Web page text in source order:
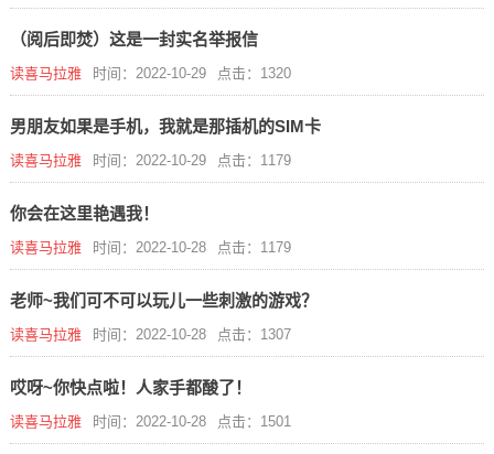
（阅后即焚）这是一封实名举报信
读喜马拉雅 时间：2022-10-29 点击：1320
男朋友如果是手机，我就是那插机的SIM卡
读喜马拉雅 时间：2022-10-29 点击：1179
你会在这里艳遇我！
读喜马拉雅 时间：2022-10-28 点击：1179
老师~我们可不可以玩儿一些刺激的游戏？
读喜马拉雅 时间：2022-10-28 点击：1307
哎呀~你快点啦！人家手都酸了！
读喜马拉雅 时间：2022-10-28 点击：1501